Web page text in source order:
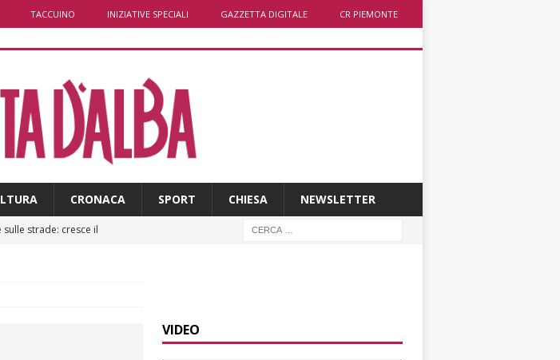
TACCUINO INIZIATIVE SPECIALI GAZZETTA DIGITALE CR PIEMONTE
CRONACA SPORT CHIESA NEWSLETTER
strade: cresce il
Alba, Galeasso lascia:
VIDEO